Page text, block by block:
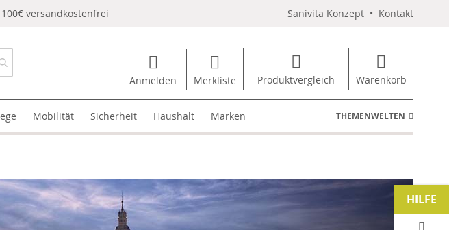
versandkostenfrei Sanivita Konzept • Kontakt
Anmelden Merkliste Produktvergleich Warenkorb
Mobilität Sicherheit Haushalt Marken THEMENWELTEN
HILFE